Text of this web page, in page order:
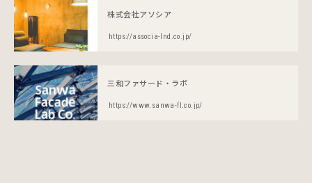
株式会社アソシア
https://associa-lnd.co.jp/
三和ファサード・ラボ
https://www.sanwa-fl.co.jp/